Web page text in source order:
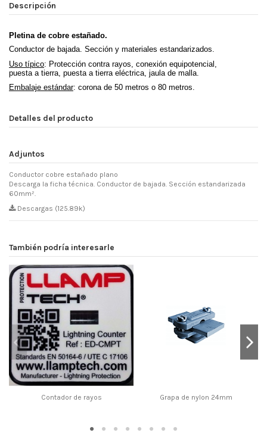
Descripción
Pletina de cobre estañado.
Conductor de bajada. Sección y materiales estandarizados.
Uso típico: Protección contra rayos, conexión equipotencial,
puesta a tierra, puesta a tierra eléctrica, jaula de malla.
Embalaje estándar: corona de 50 metros o 80 metros.
Detalles del producto
Adjuntos
Conductor cobre estañado plano
Descarga la ficha técnica. Conductor de bajada. Sección estandarizada
60mm².
Descargas (125.89k)
También podría interesarle
Contador de rayos Grapa de nylon 24mm